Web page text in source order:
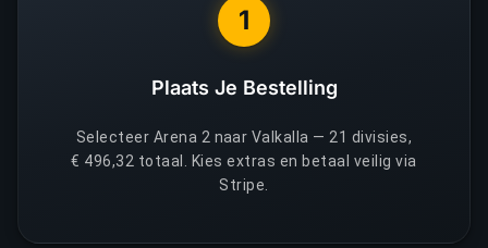
1
Plaats Je Bestelling
Selecteer Arena 2 naar Valkalla — 21 divisies,
€ 496,32 totaal. Kies extras en betaal veilig via
Stripe.